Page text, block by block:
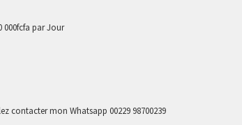
000fcfa par Jour
contacter mon Whatsapp 00229 98700239